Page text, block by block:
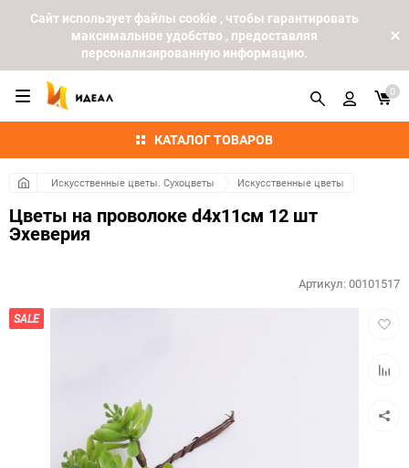
Cайт использует файлы cookie , чтобы гарантировать
максимальное удобство , предоставляя
персонализированную информацию.
КАТАЛОГ ТОВАРОВ
0
Искусственные цветы. Сухоцветы Искусственные цветы
Цветы на проволоке d4х11см 12 шт
Эхеверия
SALE
Артикул:00101517